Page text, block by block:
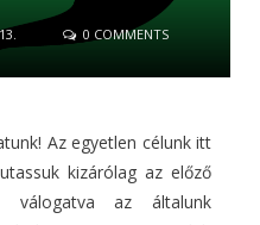
0 COMMENTS
Az egyetlen célunk itt
kizárólag az előző
válogatva az általunk